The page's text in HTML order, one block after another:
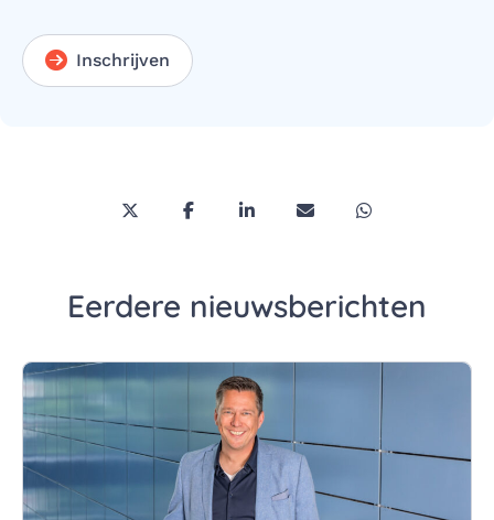
Inschrijven
Deel deze pagina via Twitter/X
Deel deze pagina op Facebook
Deel deze pagina op
Deel deze pagina via
Deel deze
Eerdere nieuwsberichten